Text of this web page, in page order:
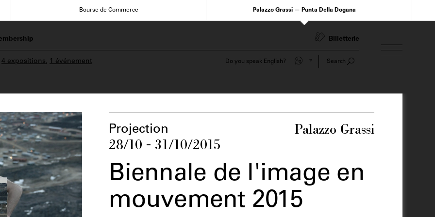
Bourse de Commerce Palazzo Grassi — Punta Della Dogana
Billetterie
4 expositions, 1 événement Do you speak English? Search
Projection
28/10 - 31/10/2015
Palazzo Grassi
Biennale de l'image en
mouvement 2015